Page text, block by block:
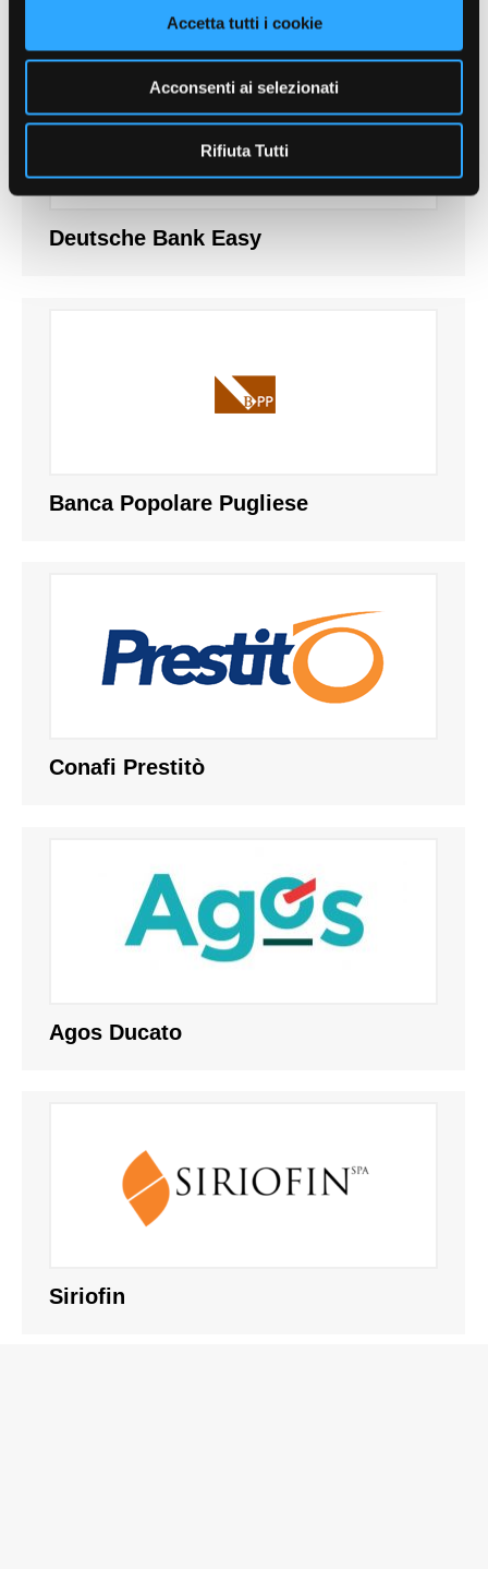
Accetta tutti i cookie
Acconsenti ai selezionati
Rifiuta Tutti
Deutsche Bank Easy
Banca Popolare Pugliese
Conafi Prestitò
Agos Ducato
Siriofin